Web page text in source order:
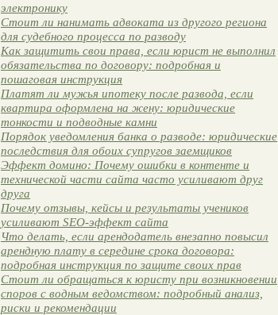
электронику
Стоит ли нанимать адвоката из другого региона
для судебного процесса по разводу
Как защитить свои права, если юрист не выполнил
обязательства по договору: подробная и
пошаговая инструкция
Платят ли мужья ипотеку после развода, если
квартира оформлена на жену: юридические
тонкости и подводные камни
Порядок уведомления банка о разводе: юридические
последствия для обоих супругов заемщиков
Эффект домино: Почему ошибки в контенте и
технической части сайта часто усиливают друг
друга
Почему отзывы, кейсы и результаты учеников
усиливают SEO-эффект сайта
Что делать, если арендодатель внезапно повысил
арендную плату в середине срока договора:
подробная инструкция по защите своих прав
Стоит ли обращаться к юристу при возникновении
споров с водным ведомством: подробный анализ,
риски и рекомендации